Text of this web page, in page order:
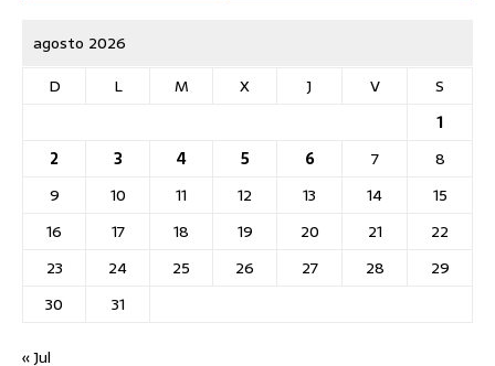
agosto 2026
D
L M X J V
S
1
2
3 4 5 6 7
8
9
10 11 12 13 14
15
16
17 18 19 20 21
22
23
24 25 26 27 28
29
30
31
« Jul